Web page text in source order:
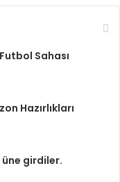
Sahası
Hazırlıkları
üne girdiler.